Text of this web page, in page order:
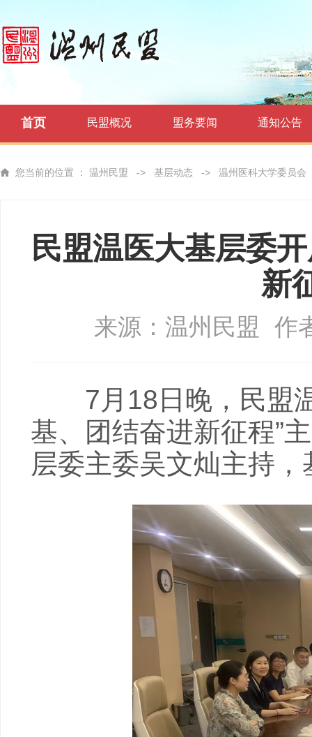
首页 民盟概况 盟务要闻 通知公告
您当前的位置 ： 温州民盟 -> 基层动态 -> 温州医科大学委员会
民盟温医大基层委
新
来源：温州民盟 作
7月18日晚，民盟温
基、团结奋进新征程”
层委主委吴文灿主持